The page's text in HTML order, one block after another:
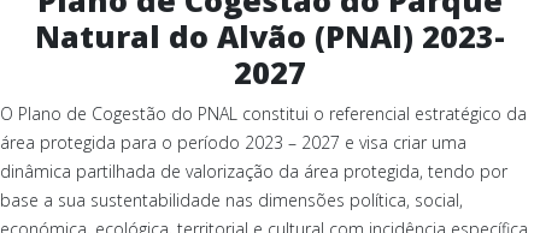
Natural do Alvão (PNAl) 2023-
2027
O Plano de Cogestão do PNAL constitui o referencial estratégico da
área protegida para o período 2023 – 2027 e visa criar uma
dinâmica partilhada de valorização da área protegida, tendo por
base a sua sustentabilidade nas dimensões política, social,